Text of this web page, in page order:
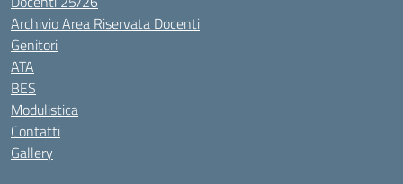
Archivio Area Riservata Docenti
Genitori
ATA
BES
Modulistica
Contatti
Gallery